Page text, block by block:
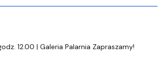
12.00 | Galeria Palarnia Zapraszamy!